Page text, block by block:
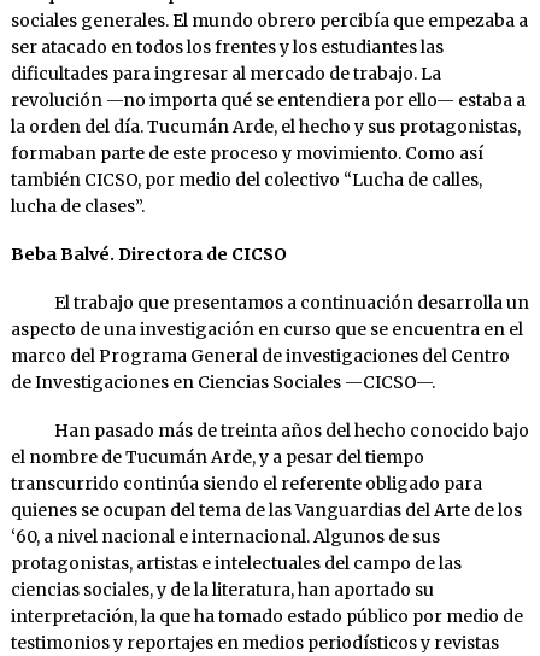
sociales generales. El mundo obrero percibía que empezaba a
ser atacado en todos los frentes y los estudiantes las
dificultades para ingresar al mercado de trabajo. La
revolución —no importa qué se entendiera por ello— estaba a
la orden del día. Tucumán Arde, el hecho y sus protagonistas,
formaban parte de este proceso y movimiento. Como así
también CICSO, por medio del colectivo “Lucha de calles,
lucha de clases”.
Beba Balvé. Directora de CICSO
El trabajo que presentamos a continuación desarrolla un
aspecto de una investigación en curso que se encuentra en el
marco del Programa General de investigaciones del Centro
de Investigaciones en Ciencias Sociales —CICSO—.
Han pasado más de treinta años del hecho conocido bajo
el nombre de Tucumán Arde, y a pesar del tiempo
transcurrido continúa siendo el referente obligado para
quienes se ocupan del tema de las Vanguardias del Arte de los
‘60, a nivel nacional e internacional. Algunos de sus
protagonistas, artistas e intelectuales del campo de las
ciencias sociales, y de la literatura, han aportado su
interpretación, la que ha tomado estado público por medio de
testimonios y reportajes en medios periodísticos y revistas